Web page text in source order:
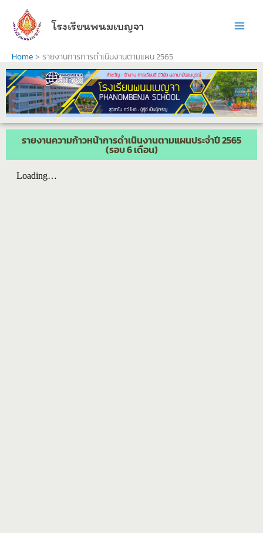
content
โรงเรียนพนมเบญจา
Home รายงานการการดำเนินงานตามแผน 2565
รายงานความก้าวหน้าการดำเนินงานตามแผนประจำปี 2565
(รอบ 6 เดือน)